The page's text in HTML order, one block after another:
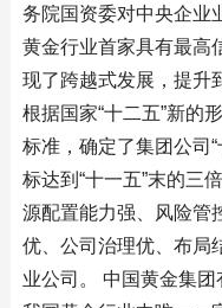
务院国资委对中央企业
黄金行业首家具有最高
现了跨越式发展，提升
根据国家“十二五”新的
标准，确定了集团公司
标达到“十一五”末的三
源配置能力强、风险管
优、公司治理优、布局
业公司。 中国黄金集